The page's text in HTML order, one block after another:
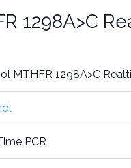
1298A>C
MTHFR 1298A>C
PCR